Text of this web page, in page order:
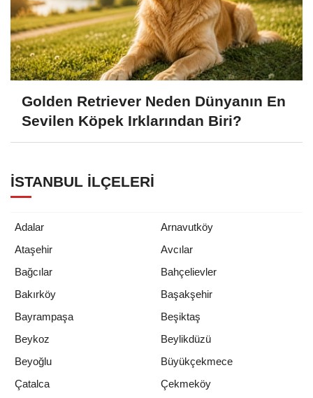
Golden Retriever Neden Dünyanın En
Sevilen Köpek Irklarından Biri?
İSTANBUL İLÇELERI
Adalar
Arnavutköy
Ataşehir
Avcılar
Bağcılar
Bahçelievler
Bakırköy
Başakşehir
Bayrampaşa
Beşiktaş
Beykoz
Beylikdüzü
Beyoğlu
Büyükçekmece
Çatalca
Çekmeköy